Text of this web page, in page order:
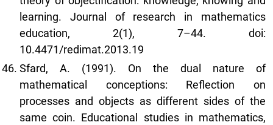
learning. Journal of research in mathematics
education, 2(1), 7–44. doi:
10.4471/redimat.2013.19
Sfard, A. (1991). On the dual nature of
mathematical conceptions: Reflection on
processes and objects as different sides of the
same coin. Educational studies in mathematics,